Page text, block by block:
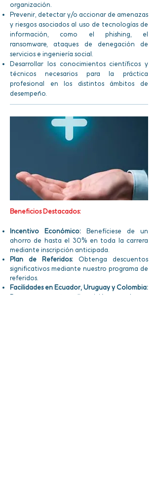
organización.
Prevenir, detectar y/o accionar de amenazas
y riesgos asociados al uso de tecnologías de
información, como el phishing, el
ransomware, ataques de denegación de
servicios e ingeniería social.
Desarrollar los conocimientos científicos y
técnicos necesarios para la práctica
profesional en los distintos ámbitos de
desempeño.
Beneficios Destacados:
Incentivo Económico: Benefíciese de un
ahorro de hasta el 30% en toda la carrera
mediante inscripción anticipada.
Plan de Referidos: Obtenga descuentos
significativos mediante nuestro programa de
referidos.
Facilidades en Ecuador, Uruguay y Colombia:
Ponemos a tu disposición modernas